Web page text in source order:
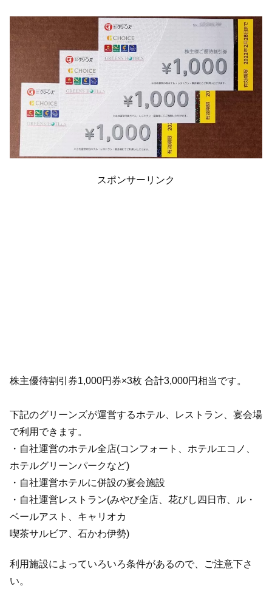
スポンサーリンク
株主優待割引券1,000円券×3枚 合計3,000円相当です。
下記のグリーンズが運営するホテル、レストラン、宴会場
で利用できます。
・自社運営のホテル全店(コンフォート、ホテルエコノ、
ホテルグリーンパークなど)
・自社運営ホテルに併設の宴会施設
・自社運営レストラン(みやび全店、花びし四日市、ル・
ベールアスト、キャリオカ
喫茶サルビア、石かわ伊勢)
利用施設によっていろいろ条件があるので、ご注意下さ
い。